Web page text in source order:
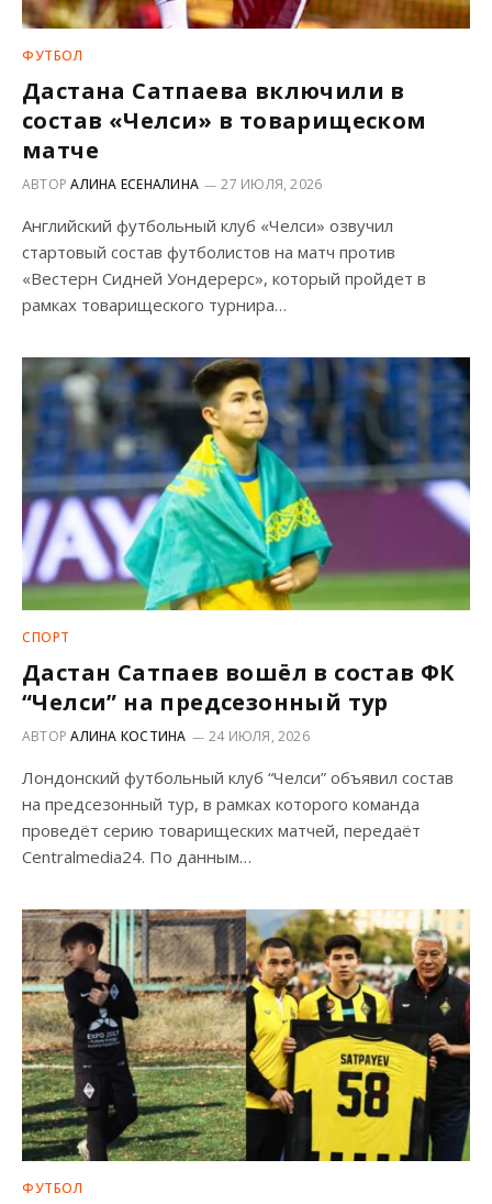
ФУТБОЛ
Дастана Сатпаева включили в
состав «Челси» в товарищеском
матче
АВТОРАЛИНА ЕСЕНАЛИНА 27 ИЮЛЯ, 2026
Английский футбольный клуб «Челси» озвучил
стартовый состав футболистов на матч против
«Вестерн Сидней Уондерерс», который пройдет в
рамках товарищеского турнира…
СПОРТ
Дастан Сатпаев вошёл в состав ФК
“Челси” на предсезонный тур
АВТОРАЛИНА КОСТИНА 24 ИЮЛЯ, 2026
Лондонский футбольный клуб “Челси” объявил состав
на предсезонный тур, в рамках которого команда
проведёт серию товарищеских матчей, передаёт
Centralmedia24. По данным…
ФУТБОЛ